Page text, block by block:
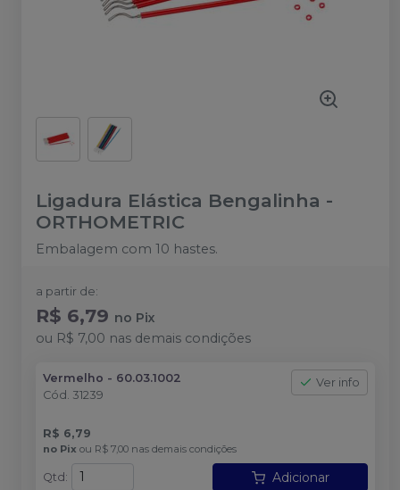
Ligadura Elástica Bengalinha -
ORTHOMETRIC
Embalagem com 10 hastes.
a partir de:
R$ 6,79 no Pix
ou R$ 7,00 nas demais condições
Vermelho - 60.03.1002
Cód. 31239
Ver info
R$ 6,79
no Pix ou R$ 7,00 nas demais condições
Qtd : Adicionar